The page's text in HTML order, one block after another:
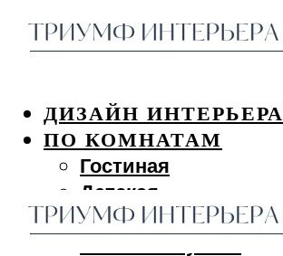
ДИЗАЙН ИНТЕРЬЕРА
ПО КОМНАТАМ
Гостиная
Детская
Спальня